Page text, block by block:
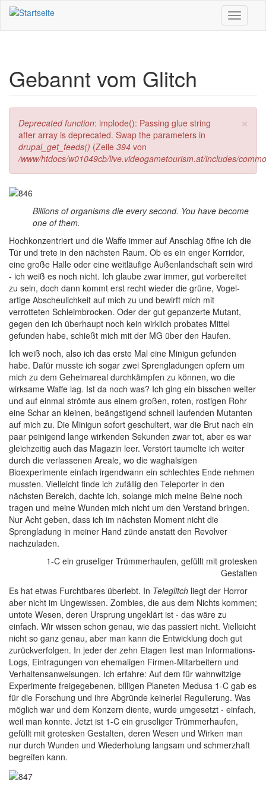
Direkt zum Inhalt
Toggle
Gebannt vom Glitch
×
Fehlermeldung
Deprecated function: implode(): Passing glue string
after array is deprecated. Swap the parameters in
drupal_get_feeds() (Zeile 394 von
/www/htdocs/w01049cb/live.videogametourism.at/includes/
Billions of organisms die every second. You have become
one of them.
Hochkonzentriert und die Waffe immer auf Anschlag öffne ich die
Tür und trete in den nächsten Raum. Ob es ein enger Korridor,
eine große Halle oder eine weitläufige Außenlandschaft sein wird
- ich weiß es noch nicht. Ich glaube zwar immer, gut vorbereitet
zu sein, doch dann kommt erst recht wieder die grüne, Vogel-
artige Abscheulichkeit auf mich zu und bewirft mich mit
verrotteten Schleimbrocken. Oder der gut gepanzerte Mutant,
gegen den ich überhaupt noch kein wirklich probates Mittel
gefunden habe, schießt mich mit der MG über den Haufen.
Ich weiß noch, also ich das erste Mal eine Minigun gefunden
habe. Dafür musste ich sogar zwei Sprengladungen opfern um
mich zu dem Geheimareal durchkämpfen zu können, wo die
wirksame Waffe lag. Ist da noch was? Ich ging ein bisschen weiter
und auf einmal strömte aus einem großen, roten, rostigen Rohr
eine Schar an kleinen, beängstigend schnell laufenden Mutanten
auf mich zu. Die Minigun sofort geschultert, war die Brut nach ein
paar peinigend lange wirkenden Sekunden zwar tot, aber es war
gleichzeitig auch das Magazin leer. Verstört taumelte ich weiter
durch die verlassenen Areale, wo die waghalsigen
Bioexperimente einfach irgendwann ein schlechtes Ende nehmen
mussten. Vielleicht finde ich zufällig den Teleporter in den
nächsten Bereich, dachte ich, solange mich meine Beine noch
tragen und meine Wunden mich nicht um den Verstand bringen.
Nur Acht geben, dass ich im nächsten Moment nicht die
Sprengladung in meiner Hand zünde anstatt den Revolver
nachzuladen.
1-C ein gruseliger Trümmerhaufen, gefüllt mit grotesken
Gestalten
Es hat etwas Furchtbares überlebt. In Teleglitch liegt der Horror
aber nicht im Ungewissen. Zombies, die aus dem Nichts kommen;
untote Wesen, deren Ursprung ungeklärt ist - das wäre zu
einfach. Wir wissen schon genau, wie das passiert nicht. Vielleicht
nicht so ganz genau, aber man kann die Entwicklung doch gut
zurückverfolgen. In jeder der zehn Etagen liest man Informations-
Logs, Eintragungen von ehemaligen Firmen-Mitarbeitern und
Verhaltensanweisungen. Ich erfahre: Auf dem für wahnwitzige
Experimente freigegebenen, billigen Planeten Medusa 1-C gab es
für die Forschung und ihre Abgründe keinerlei Regulierung. Was
möglich war und dem Konzern diente, wurde umgesetzt - einfach,
weil man konnte. Jetzt ist 1-C ein gruseliger Trümmerhaufen,
gefüllt mit grotesken Gestalten, deren Wesen und Wirken man
nur durch Wunden und Wiederholung langsam und schmerzhaft
begreifen kann.